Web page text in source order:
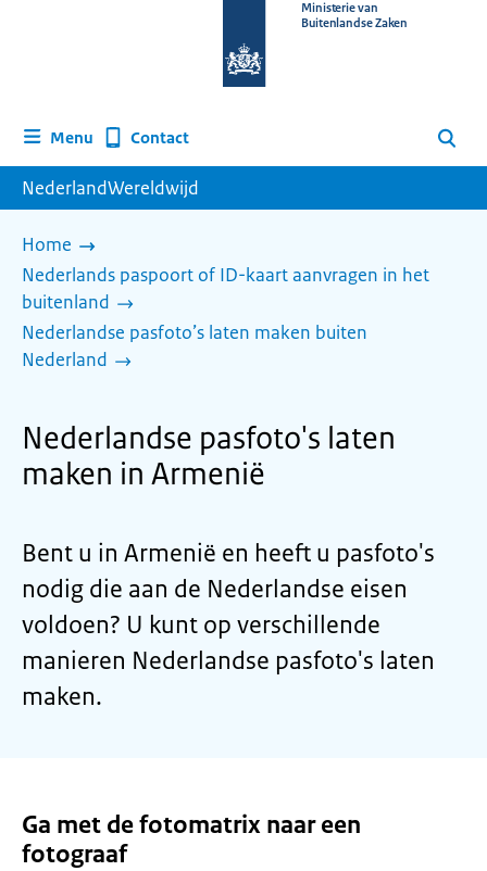
homepage
Ministerie van
Buitenlandse Zaken
Menu Contact Zoeken
NederlandWereldwijd
Home
Nederlands paspoort of ID-kaart aanvragen in het
buitenland
Nederlandse pasfoto’s laten maken buiten
Nederland
Nederlandse pasfoto's laten
maken in Armenië
Bent u in Armenië en heeft u pasfoto's
nodig die aan de Nederlandse eisen
voldoen? U kunt op verschillende
manieren Nederlandse pasfoto's laten
maken.
Ga met de fotomatrix naar een
fotograaf